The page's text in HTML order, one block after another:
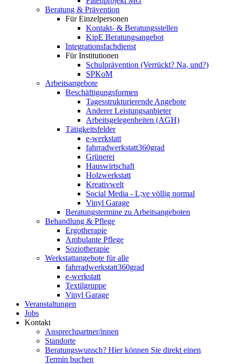
Beratung & Prävention
Für Einzelpersonen
Kontakt- & Beratungsstellen
KipE Beratungsangebot
Integrationsfachdienst
Für Institutionen
Schulprävention (Verrückt? Na, und?)
SPKoM
Arbeitsangebote
Beschäftigungsformen
Tagesstrukturierende Angebote
Anderer Leistungsanbieter
Arbeitsgelegenheiten (AGH)
Tätigkeitsfelder
e-werkstatt
fahrradwerkstatt360grad
Grünerei
Hauswirtschaft
Holzwerkstatt
Kreativwelt
Social Media - L;ve völlig normal
Vinyl Garage
Beratungstermine zu Arbeitsangeboten
Behandlung & Pflege
Ergotherapie
Ambulante Pflege
Soziotherapie
Werkstattangebote für alle
fahrradwerkstatt360grad
e-werkstatt
Textilgruppe
Vinyl Garage
Veranstaltungen
Jobs
Kontakt
Ansprechpartner/innen
Standorte
Beratungswunsch? Hier können Sie direkt einen
Termin buchen